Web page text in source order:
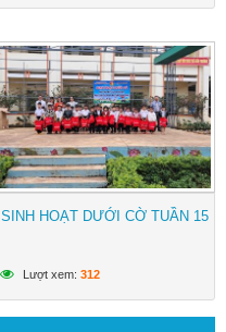
SINH HOẠT DƯỚI CỜ TUẦN 15
Lượt xem: 312